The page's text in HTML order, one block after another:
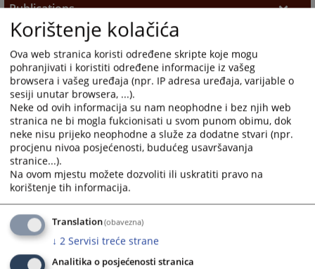
Recent News
Press Releases
Presude
Publications
Law on Freedom of Access to Information
Promotional Materials
Media
Public Relations Representative
Requests for Media Addresses
Gallery
Photos
Korištenje kolačića
Ova web stranica koristi određene skripte koje mogu
pohranjivati i koristiti određene informacije iz vašeg
browsera i vašeg uređaja (npr. IP adresa uređaja, varijable o
sesiji unutar browsera, ...).
Neke od ovih informacija su nam neophodne i bez njih web
stranica ne bi mogla fukcionisati u svom punom obimu, dok
neke nisu prijeko neophodne a služe za dodatne stvari (npr.
procjenu nivoa posjećenosti, budućeg usavršavanja
stranice...).
Na ovom mjestu možete dozvoliti ili uskratiti pravo na
korištenje tih informacija.
Translation(obavezna)
↓ 2 Servisi treće strane
Analitika o posjećenosti stranica